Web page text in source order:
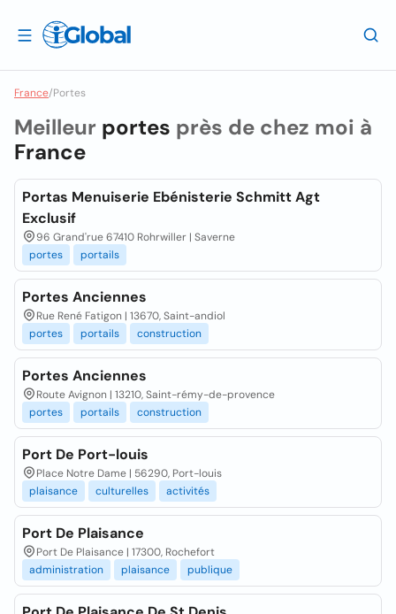
France/Portes
Meilleur portes près de chez moi à
France
Portas Menuiserie Ebénisterie Schmitt Agt
Exclusif
96 Grand'rue 67410 Rohrwiller | Saverne
portes
portails
Portes Anciennes
Rue René Fatigon | 13670, Saint-andiol
portes
portails construction
Portes Anciennes
Route Avignon | 13210, Saint-rémy-de-provence
portes
portails construction
Port De Port-louis
Place Notre Dame | 56290, Port-louis
plaisance
culturelles activités
Port De Plaisance
Port De Plaisance | 17300, Rochefort
administration
plaisance publique